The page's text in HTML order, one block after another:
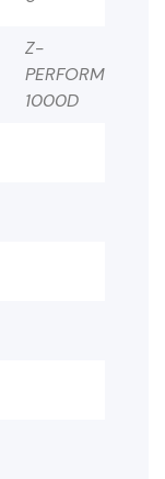
Z-
PERFORM
1000D